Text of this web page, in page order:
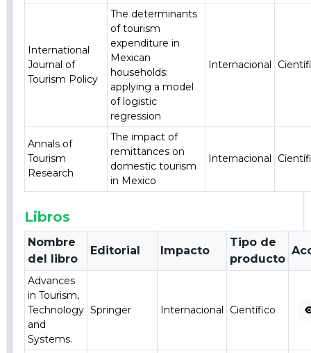
International
Journal of
Tourism Policy
The determinants
of tourism
expenditure in
Mexican
households:
applying a model
of logistic
regression
Internacional
Annals of
Tourism
Research
The impact of
remittances on
domestic tourism
in Mexico
Internacional
Libros
Nombre
del libro
Editorial Impacto
Tipo de
producto
Advances
in Tourism,
Technology
and
Systems.
Springer Internacional Científico